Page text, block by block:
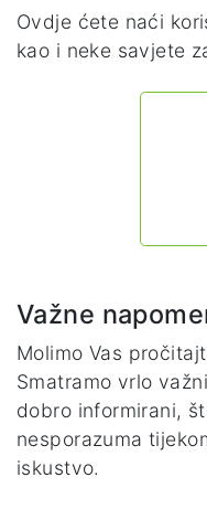
Ovdje ćete naći
kao i neke savjete
Važne
Molimo Vas
Smatramo vrlo
dobro informirani,
nesporazuma
iskustvo.